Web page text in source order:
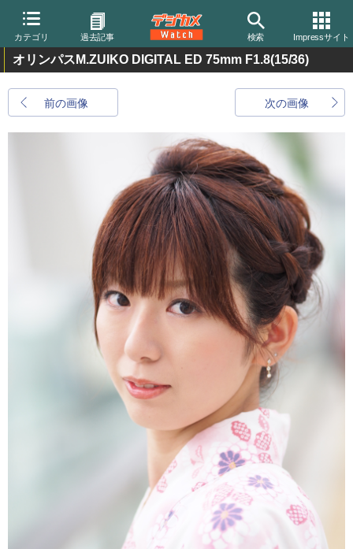
カテゴリ 過去記事 検索 Impressサイト
オリンパスM.ZUIKO DIGITAL ED 75mm F1.8(15/36)
前の画像 次の画像